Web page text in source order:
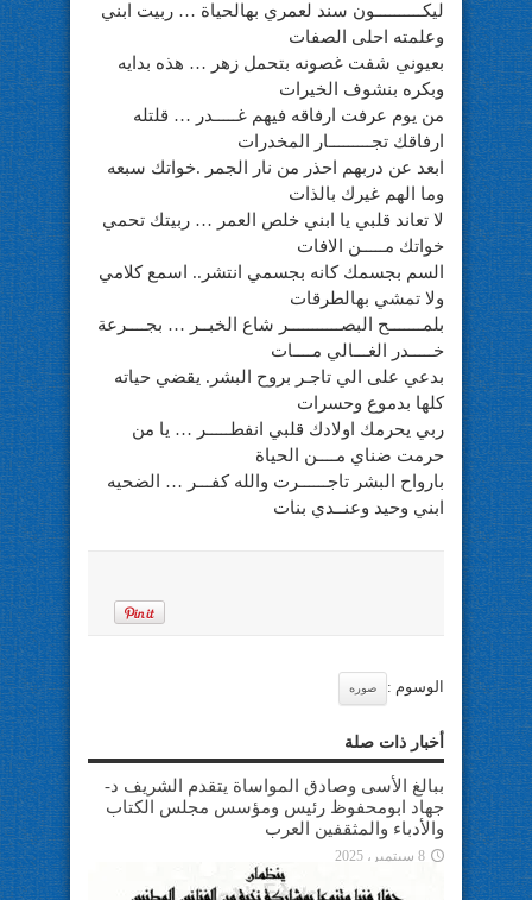
ليكــــــــــون سند لعمري بهالحياة … ربيت ابني
وعلمته احلى الصفات
بعيوني شفت غصونه بتحمل زهر … هذه بدايه
وبكره بنشوف الخيرات
من يوم عرفت ارفاقه فيهم غـــــدر … قلتله
ارفاقك تجـــــــــار المخدرات
ابعد عن دربهم احذر من نار الجمر .خواتك سبعه
وما الهم غيرك بالذات
لا تعاند قلبي يا ابني خلص العمر … ربيتك تحمي
خواتك مـــــن الافات
السم بجسمك كانه بجسمي انتشر.. اسمع كلامي
ولا تمشي بهالطرقات
بلمـــــــح البصـــــــــــر شاع الخبــر … بجــــرعة
خـــــدر الغـــالي مــــات
بدعي على الي تاجـر بروح البشر. يقضي حياته
كلها بدموع وحسرات
ربي يحرمك اولادك قلبي انفطـــــر … يا من
حرمت ضناي مــــن الحياة
بارواح البشر تاجــــــرت والله كفـــر … الضحيه
ابني وحيد وعنــدي بنات
الوسوم : صوره
أخبار ذات صلة
ببالغ الأسى وصادق المواساة يتقدم الشريف د-
جهاد ابومحفوظ رئيس ومؤسس مجلس الكتاب
والأدباء والمثقفين العرب
8 سبتمبر، 2025